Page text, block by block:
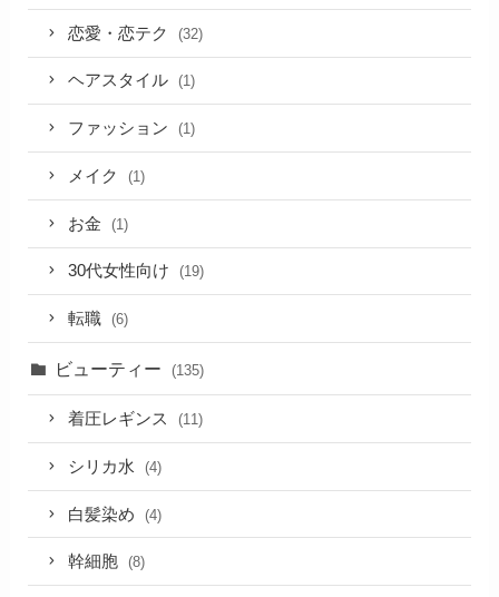
恋愛・恋テク (32)
ヘアスタイル (1)
ファッション (1)
メイク (1)
お金 (1)
30代女性向け (19)
転職 (6)
ビューティー (135)
着圧レギンス (11)
シリカ水 (4)
白髪染め (4)
幹細胞 (8)